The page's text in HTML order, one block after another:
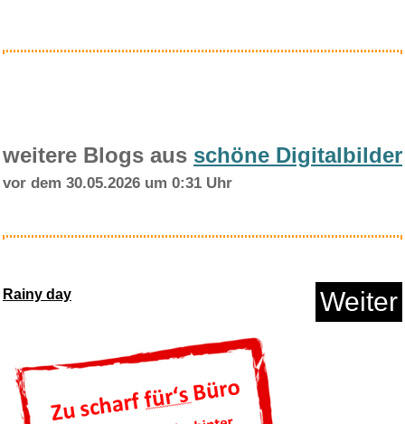
weitere Blogs aus schöne Digitalbilder
vor dem 30.05.2026 um 0:31 Uhr
Rainy day Weiter